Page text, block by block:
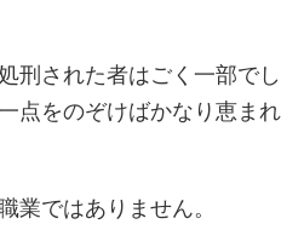
刑された者はごく一部でし
点をのぞけばかなり恵まれ
業ではありません。